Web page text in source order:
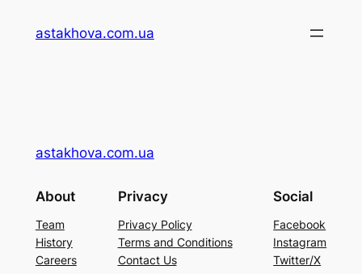
astakhova.com.ua
astakhova.com.ua
About
Team
History
Careers
Privacy
Privacy Policy
Terms and Conditions
Contact Us
Social
Facebook
Instagram
Twitter/X